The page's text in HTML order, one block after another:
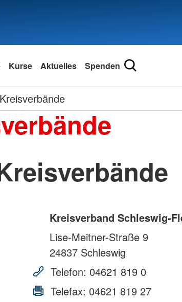
Kurse Aktuelles Spenden
Kreisverbände
Kreisverband Schleswig-
Lise-Meitner-Straße 9
24837 Schleswig
Telefon: 04621 819 0
Telefax: 04621 819 27